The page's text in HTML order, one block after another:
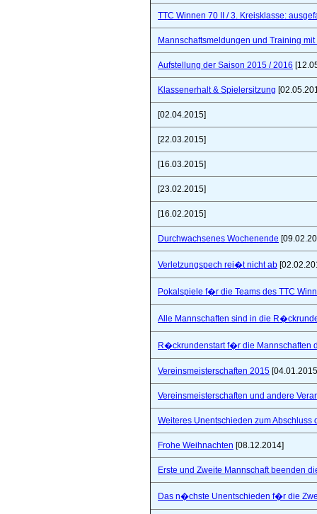
TTC Winnen 70 II / 3. Kreisklasse:
Mannschaftsmeldungen und Training
Aufstellung der Saison 2015 / 2016
Klassenerhalt & Spielersitzung
[02.04.2015]
[22.03.2015]
[16.03.2015]
[23.02.2015]
[16.02.2015]
Durchwachsenes Wochenende
Verletzungspech rei�t nicht ab
Pokalspiele f�r die Teams des TTC
Alle Mannschaften sind in die
R�ckrundenstart f�r die Mannschaften
Vereinsmeisterschaften 2015
Vereinsmeisterschaften und andere
Weiteres Unentschieden zum Abschluss
Frohe Weihnachten [08.12.2014]
Erste und Zweite Mannschaft beenden
Das n�chste Unentschieden f�r die